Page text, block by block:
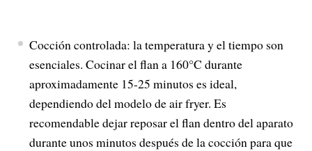
Cocción controlada: la temperatura y el tiempo son
esenciales. Cocinar el flan a 160°C durante
aproximadamente 15-25 minutos es ideal,
dependiendo del modelo de air fryer. Es
recomendable dejar reposar el flan dentro del aparato
durante unos minutos después de la cocción para que